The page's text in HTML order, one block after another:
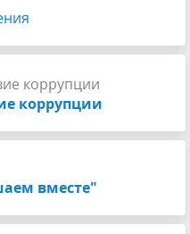
коррупции
вместе"